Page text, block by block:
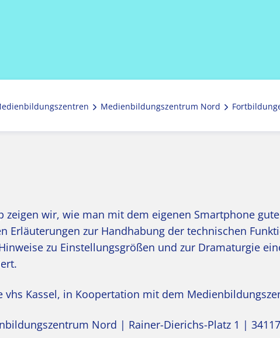
Medienbildungszentrum Nord
zeigen wir, wie man mit dem eigenen Smartphone
Erläuterungen zur Handhabung der technischen
zu Einstellungsgrößen und zur Dramaturgie
vhs Kassel, in Koopertation mit dem
Nord | Rainer-Dierichs-Platz 1 |